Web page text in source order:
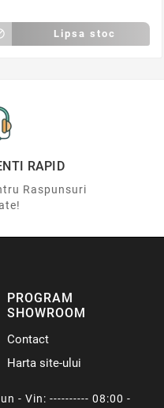
Lipsa stoc
RAPID
Raspunsuri
PROGRAM
SHOWROOM
Contact
Harta site-ului
- Vin: ---------- 08:00 -